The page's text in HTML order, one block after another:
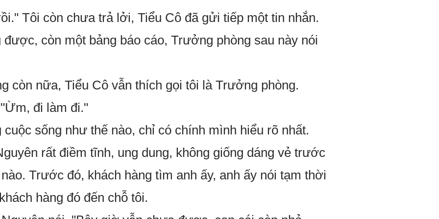
Tôi còn chưa trả lởi, Tiểu Cô đã gửi tiếp một tin nhắn.
còn một bảng báo cáo, Trưởng phòng sau này nói
còn nữa, Tiểu Cô vẫn thích gọi tôi là Trưởng phòng.
đi làm đi."
cuộc sống như thế nào, chỉ có chính mình hiểu rõ nhất.
rất điềm tĩnh, ung dung, không giống dáng vẻ trước
Trước đó, khách hàng tìm anh ấy, anh ấy nói tạm thời
hàng đó đến chỗ tôi.